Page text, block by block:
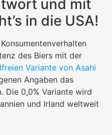
und mit
in die USA!
des Biers mit der
Variante von Asahi
Angaben das
Die 0,0% Variante wird
und Irland weltweit